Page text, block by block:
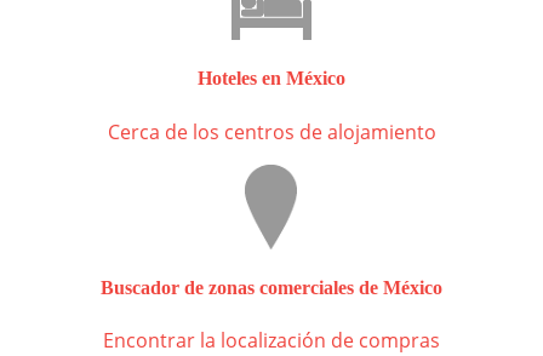
Hoteles en México
Cerca de los centros de alojamiento
Buscador de zonas comerciales de México
Encontrar la localización de compras